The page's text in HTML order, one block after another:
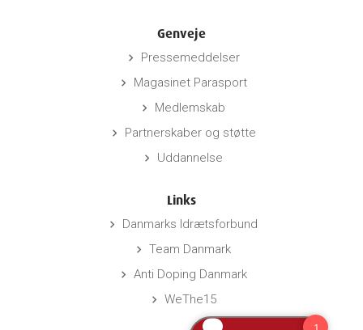
Genveje
keyboard_arrow_right Pressemeddelser
keyboard_arrow_right Magasinet Parasport
keyboard_arrow_right Medlemskab
keyboard_arrow_right Partnerskaber og støtte
keyboard_arrow_right Uddannelse
Links
keyboard_arrow_right Danmarks Idrætsforbund
keyboard_arrow_right Team Danmark
keyboard_arrow_right Anti Doping Danmark
keyboard_arrow_right WeThe15